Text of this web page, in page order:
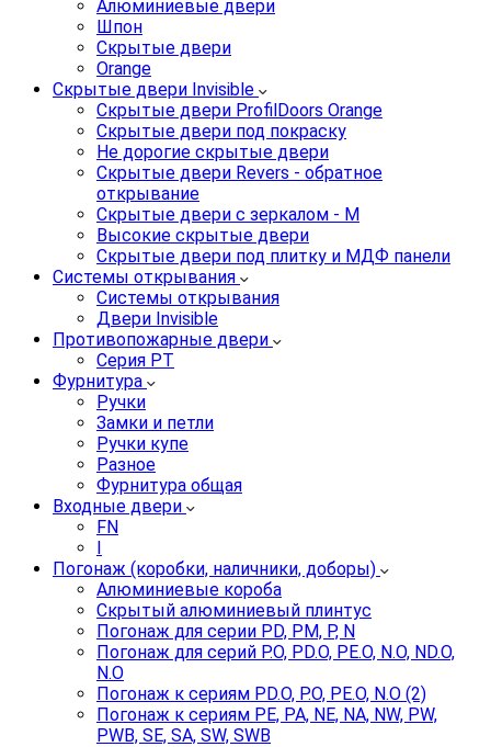
Алюминиевые двери
Шпон
Скрытые двери
Orange
Скрытые двери Invisible
Скрытые двери ProfilDoors Orange
Скрытые двери под покраску
Не дорогие скрытые двери
Скрытые двери Revers - обратное
открывание
Скрытые двери с зеркалом - M
Высокие скрытые двери
Скрытые двери под плитку и МДФ панели
Системы открывания
Системы открывания
Двери Invisible
Противопожарные двери
Серия PT
Фурнитура
Ручки
Замки и петли
Ручки купе
Разное
Фурнитура общая
Входные двери
FN
I
Погонаж (коробки, наличники, доборы)
Алюминиевые короба
Скрытый алюминиевый плинтус
Погонаж для серии PD, PM, P, N
Погонаж для серий P.O, PD.O, PE.O, N.O, ND.O,
N.O
Погонаж к сериям PD.O, P.O, PE.O, N.O (2)
Погонаж к сериям PE, PA, NE, NA, NW, PW,
PWB, SE, SA, SW, SWB